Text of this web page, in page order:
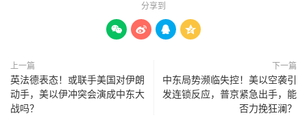
分享到
   
上一篇
英法德表态！或联手美国对伊朗
动手，美以伊冲突会演成中东大
战吗？
下一篇
中东局势濒临失控！美以空袭引
发连锁反应，普京紧急出手，能
否力挽狂澜？